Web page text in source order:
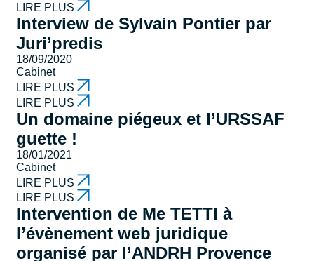
LIRE PLUS
Interview de Sylvain Pontier par
Juri’predis
18/09/2020
Cabinet
LIRE PLUS
LIRE PLUS
Un domaine piégeux et l’URSSAF
guette !
18/01/2021
Cabinet
LIRE PLUS
LIRE PLUS
Intervention de Me TETTI à
l’évènement web juridique
organisé par l’ANDRH Provence